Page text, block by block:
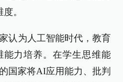
。
认为人工智能时代，教育
能力培养。在学生思维能
国家将AI应用能力、批判